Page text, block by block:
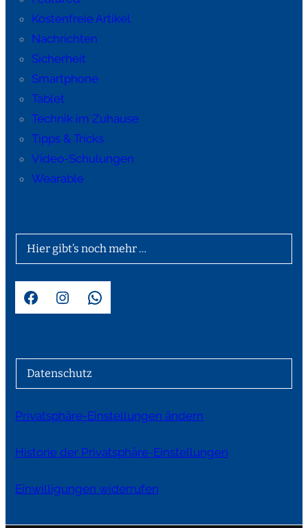
Kostenfreie Artikel
Nachrichten
Sicherheit
Smartphone
Tablet
Technik im Zuhause
Tipps & Tricks
Video-Schulungen
Wearable
Hier gibt’s noch mehr …
Facebook Instagram WhatsApp
Datenschutz
Privatsphäre-Einstellungen ändern
Historie der Privatsphäre-Einstellungen
Einwilligungen widerrufen